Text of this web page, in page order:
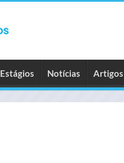
Estágios Notícias Artigos